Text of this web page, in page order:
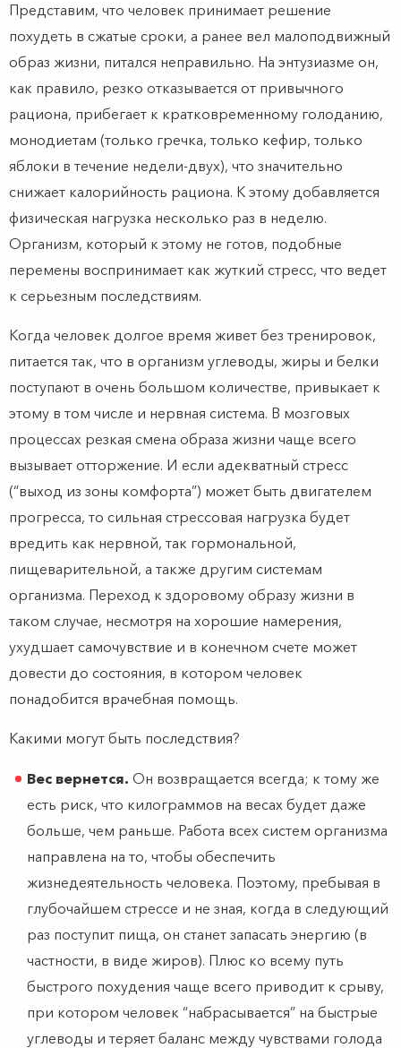
Представим, что человек принимает решение
похудеть в сжатые сроки, а ранее вел малоподвижный
образ жизни, питался неправильно. На энтузиазме он,
как правило, резко отказывается от привычного
рациона, прибегает к кратковременному голоданию,
монодиетам (только гречка, только кефир, только
яблоки в течение недели-двух), что значительно
снижает калорийность рациона. К этому добавляется
физическая нагрузка несколько раз в неделю.
Организм, который к этому не готов, подобные
перемены воспринимает как жуткий стресс, что ведет
к серьезным последствиям.
Когда человек долгое время живет без тренировок,
питается так, что в организм углеводы, жиры и белки
поступают в очень большом количестве, привыкает к
этому в том числе и нервная система. В мозговых
процессах резкая смена образа жизни чаще всего
вызывает отторжение. И если адекватный стресс
(“выход из зоны комфорта”) может быть двигателем
прогресса, то сильная стрессовая нагрузка будет
вредить как нервной, так гормональной,
пищеварительной, а также другим системам
организма. Переход к здоровому образу жизни в
таком случае, несмотря на хорошие намерения,
ухудшает самочувствие и в конечном счете может
довести до состояния, в котором человек
понадобится врачебная помощь.
Какими могут быть последствия?
Вес вернется. Он возвращается всегда; к тому же
есть риск, что килограммов на весах будет даже
больше, чем раньше. Работа всех систем организма
направлена на то, чтобы обеспечить
жизнедеятельность человека. Поэтому, пребывая в
глубочайшем стрессе и не зная, когда в следующий
раз поступит пища, он станет запасать энергию (в
частности, в виде жиров). Плюс ко всему путь
быстрого похудения чаще всего приводит к срыву,
при котором человек “набрасывается” на быстрые
углеводы и теряет баланс между чувствами голода